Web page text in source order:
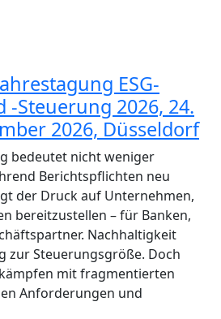
ESG-
-Steuerung 2026, 24.
2026, Düsseldorf
bedeutet nicht weniger
Berichtspflichten neu
der Druck auf Unternehmen,
bereitzustellen – für Banken,
Nachhaltigkeit
zur Steuerungsgröße. Doch
mit fragmentierten
Anforderungen und